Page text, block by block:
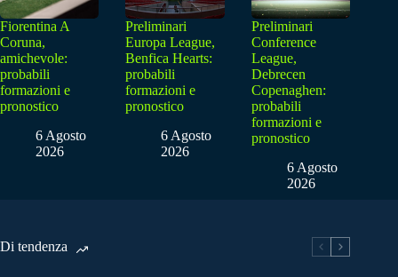
Fiorentina A
Coruna,
amichevole:
probabili
formazioni e
pronostico
6 Agosto
2026
Preliminari
Europa League,
Benfica Hearts:
probabili
formazioni e
pronostico
6 Agosto
2026
Preliminari
Conference
League,
Debrecen
Copenaghen:
probabili
formazioni e
pronostico
6 Agosto
2026
Di tendenza